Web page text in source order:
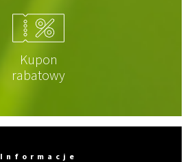
Kupon
rabatowy
Informacje